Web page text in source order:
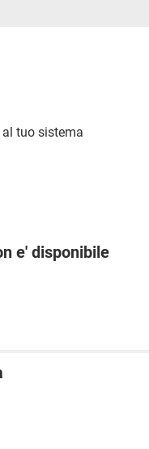
tuo sistema
e' disponibile